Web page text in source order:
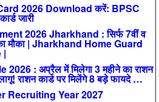
2026 Download करें: BPSC
जारी
2026 Jharkhand : सिर्फ 7वीं व
का मौका | Jharkhand Home Guard
|
: अप्रैल में मिलेगा 3 महीने का राशन
राशन कार्ड पर मिलेंगे 8 बड़े फायदे …
Recruiting Year 2027